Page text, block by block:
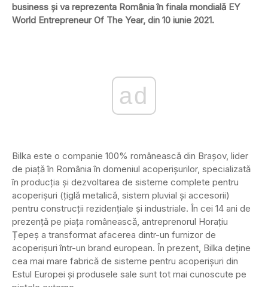
business și va reprezenta România în finala mondială EY
World Entrepreneur Of The Year, din 10 iunie 2021.
ad
Bilka este o companie 100% românească din Brașov, lider
de piață în România în domeniul acoperișurilor, specializată
în producția și dezvoltarea de sisteme complete pentru
acoperișuri (țiglă metalică, sistem pluvial și accesorii)
pentru construcții rezidențiale și industriale. În cei 14 ani de
prezență pe piața românească, antreprenorul Horațiu
Țepeș a transformat afacerea dintr-un furnizor de
acoperișuri într-un brand european. În prezent, Bilka deține
cea mai mare fabrică de sisteme pentru acoperișuri din
Estul Europei și produsele sale sunt tot mai cunoscute pe